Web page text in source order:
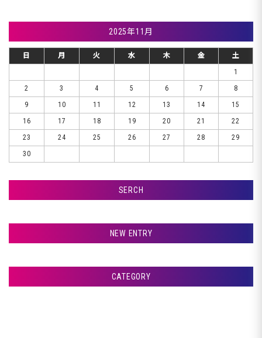
2025年11月
日 月 火 水 木 金
土
1
2
3 4 5 6 7
8
9
10 11 12 13 14
15
16
17 18 19 20 21
22
23
24 25 26 27 28
29
30
SERCH
NEW ENTRY
室蘭市Ｇ様ランクル、錆取りです♪
CATEGORY